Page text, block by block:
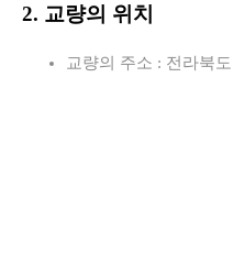
2. 교량의 위치
교량의 주소 : 전라북